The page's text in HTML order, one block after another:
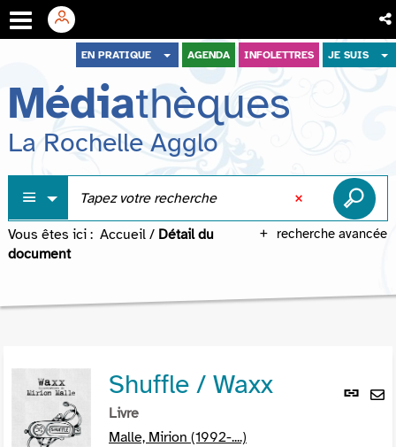
menu
contenu
recherche
EN PRATIQUE AGENDA INFOLETTRES JE SUIS
Médiathèques
La Rochelle Agglo
recherche avancée
Vous êtes ici : Accueil / Détail du
document
Lien
Shuffle / Waxx
Livre
Malle, Mirion (1992-....)